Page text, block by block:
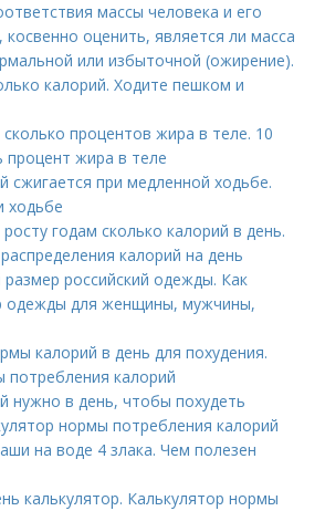
массы человека и его
оценить, является ли масса
или избыточной (ожирение).
калорий. Ходите пешком и
процентов жира в теле. 10
процент жира в теле
сжигается при медленной ходьбе.
ходьбе
годам сколько калорий в день.
калорий на день
размер российский одежды. Как
одежды для женщины, мужчины,
калорий в день для похудения.
потребления калорий
нужно в день, чтобы похудеть
нормы потребления калорий
на воде 4 злака. Чем полезен
калькулятор. Калькулятор нормы